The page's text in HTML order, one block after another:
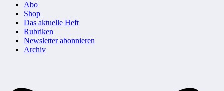
Abo
Shop
Das aktuelle Heft
Rubriken
Newsletter abonnieren
Archiv